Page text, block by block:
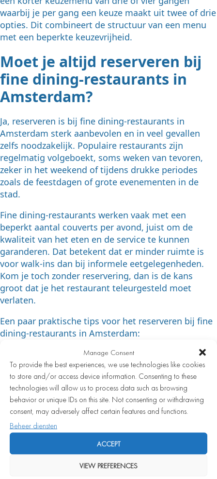
Manage Consent
To provide the best experiences, we use technologies like cookies
to store and/or access device information. Consenting to these
technologies will allow us to process data such as browsing
behavior or unique IDs on this site. Not consenting or withdrawing
consent, may adversely affect certain features and functions.
Beheer diensten
ACCEPT
VIEW PREFERENCES
waarbij je per gang een keuze maakt uit twee of drie
opties. Dit combineert de structuur van een menu
met een beperkte keuzevrijheid.
Moet je altijd reserveren bij
fine dining-restaurants in
Amsterdam?
Ja, reserveren is bij fine dining-restaurants in
Amsterdam sterk aanbevolen en in veel gevallen
zelfs noodzakelijk. Populaire restaurants zijn
regelmatig volgeboekt, soms weken van tevoren,
zeker in het weekend of tijdens drukke periodes
zoals de feestdagen of grote evenementen in de
stad.
Fine dining-restaurants werken vaak met een
beperkt aantal couverts per avond, juist om de
kwaliteit van het eten en de service te kunnen
garanderen. Dat betekent dat er minder ruimte is
voor walk-ins dan bij informele eetgelegenheden.
Kom je toch zonder reservering, dan is de kans
groot dat je het restaurant teleurgesteld moet
verlaten.
Een paar praktische tips voor het reserveren bij fine
dining-restaurants in Amsterdam:
Reserveer zo vroeg mogelijk, zeker voor
weekendavonden of speciale gelegenheden
Geef bij de reservering eventuele dieetwensen of
allergieën door
Vraag vooraf of er een à la carte-kaart
beschikbaar is of dat er uitsluitend met een vast
menu wordt gewerkt
Bevestig je reservering als het restaurant hierom